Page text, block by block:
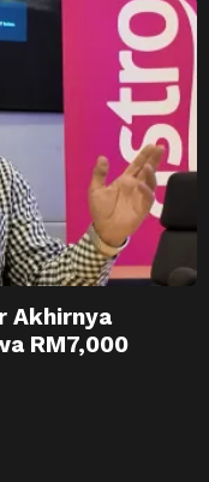
Akhirnya
RM7,000